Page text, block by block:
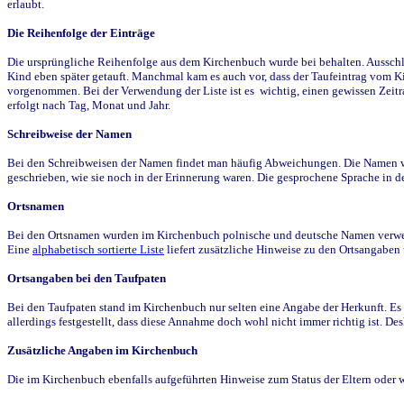
erlaubt.
Die Reihenfolge der Einträge
Die ursprüngliche Reihenfolge aus dem Kirchenbuch wurde bei behalten.
Kind eben später getauft. Manchmal kam es auch vor, dass der Taufeintrag
vorgenommen. Bei der Verwendung der Liste ist es wichtig, einen gewissen
erfolgt nach Tag, Monat und Jahr.
Schreibweise der Namen
Bei den Schreibweisen der Namen findet man häufig Abweichungen. Die
geschrieben, wie sie noch in der Erinnerung waren. Die gesprochene Sprache
Ortsnamen
Bei den Ortsnamen wurden im Kirchenbuch polnische und deutsche Namen
Eine alphabetisch sortierte Liste liefert zusätzliche Hinweise zu den
Ortsangaben bei den Taufpaten
Bei den Taufpaten stand im Kirchenbuch nur selten eine Angabe der Herkunft.
allerdings festgestellt, dass diese Annahme doch wohl nicht immer richtig ist.
Zusätzliche Angaben im Kirchenbuch
Die im Kirchenbuch ebenfalls aufgeführten Hinweise zum Status der Eltern